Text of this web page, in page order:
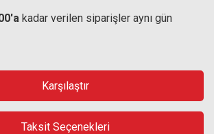
kadar verilen siparişler aynı gün
Karşılaştır
Taksit Seçenekleri